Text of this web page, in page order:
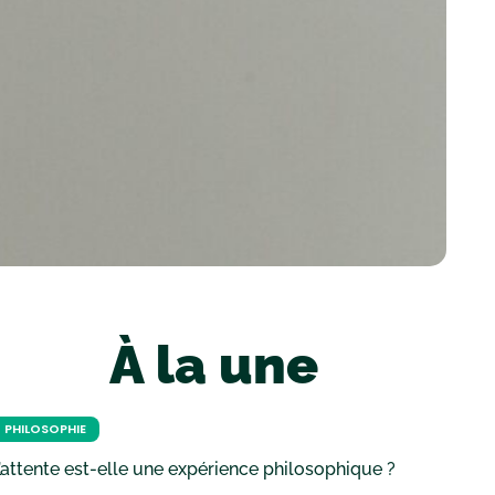
À la une
PHILOSOPHIE
est-elle une expérience philosophique ?